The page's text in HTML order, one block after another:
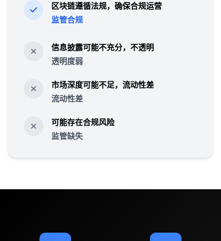
区块链遵循法规，确保合规运营
监管合规
信息披露可能不充分，不透明
透明度弱
市场深度可能不足，流动性差
流动性差
可能存在合规风险
监管缺失